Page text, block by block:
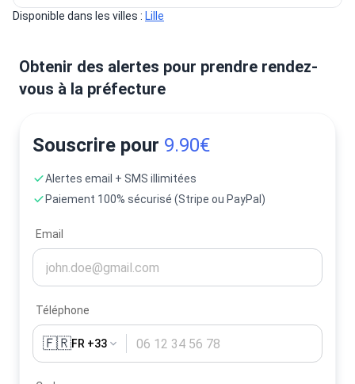
Disponible dans les villes : Lille
Obtenir des alertes pour prendre rendez-
vous à la préfecture
Souscrire pour 9.90€
Alertes email + SMS illimitées
Paiement 100% sécurisé (Stripe ou PayPal)
Email
Téléphone
🇫🇷FR +33